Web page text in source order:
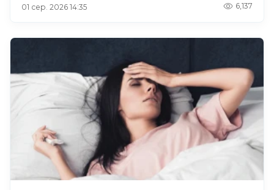
01 сер. 2026 14:35 6,137